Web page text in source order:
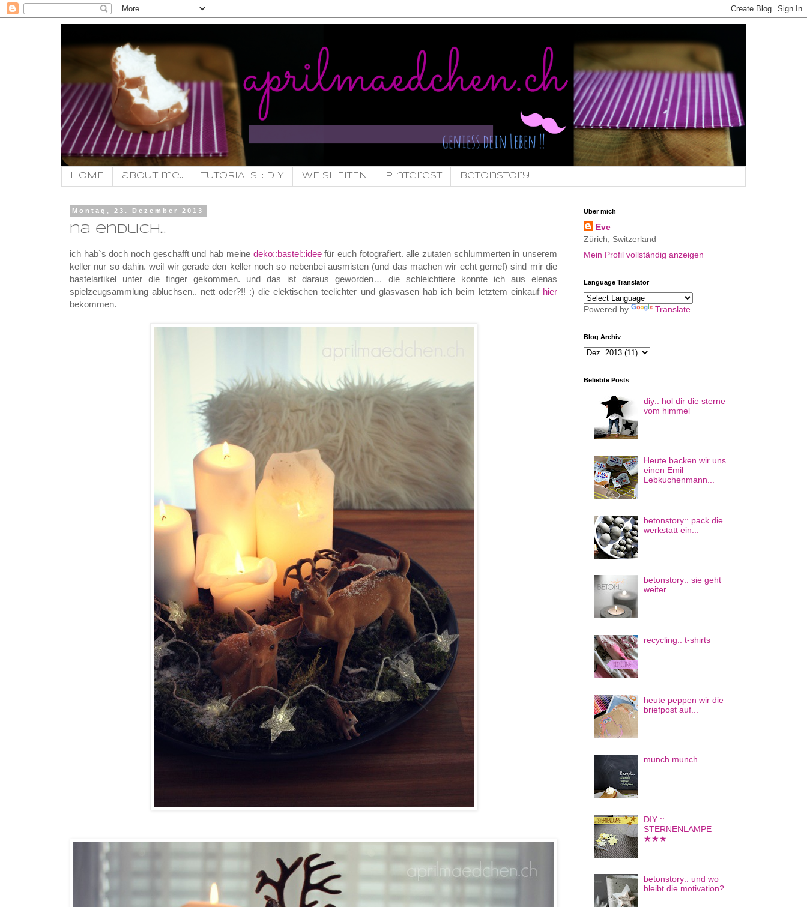
HOME about me.. TUTORIALS :: DIY WEISHEITEN pinterest Betonstory
Montag, 23. Dezember 2013
na endlich...
ich hab`s doch noch geschafft und hab meine deko::bastel::ideefür euch fotografiert. alle zutaten schlummerten in unserem
keller nur so dahin. weil wir gerade den keller noch so nebenbei ausmisten (und das machen wir echt gerne!) sind mir die
bastelartikel unter die finger gekommen. und das ist daraus geworden… die schleichtiere konnte ich aus elenas
spielzeugsammlung abluchsen.. nett oder?!! :) die elektischen teelichter und glasvasen hab ich beim letztem einkauf hier
bekommen.
Über mich
Eve
Zürich, Switzerland
Mein Profil vollständig anzeigen
Language Translator
Powered by Translate
Blog Archiv
Beliebte Posts
diy:: hol dir die sterne
vom himmel
Heute backen wir uns
einen Emil
Lebkuchenmann...
betonstory:: pack die
werkstatt ein...
betonstory:: sie geht
weiter...
recycling:: t-shirts
heute peppen wir die
briefpost auf...
munch munch...
DIY ::
STERNENLAMPE
★★★
betonstory:: und wo
bleibt die motivation?